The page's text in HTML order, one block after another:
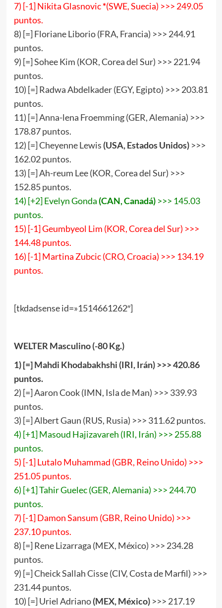
7) [-1] Nikita Glasnovic*(SWE, Suecia) >>> 249.05
puntos.
8) [=] Floriane Liborio (FRA, Francia) >>> 244.91
puntos.
9) [=] Sohee Kim (KOR, Corea del Sur) >>> 221.94
puntos.
10) [=] Radwa Abdelkader (EGY, Egipto) >>> 203.81
puntos.
11) [=] Anna-lena Froemming (GER, Alemania) >>>
178.87 puntos.
12) [=] Cheyenne Lewis (USA, Estados Unidos)>>>
162.02 puntos.
13) [=] Ah-reum Lee (KOR, Corea del Sur) >>>
152.85 puntos.
14) [+2] Evelyn Gonda (CAN, Canadá)>>> 145.03
puntos.
15) [-1] Geumbyeol Lim (KOR, Corea del Sur) >>>
144.48 puntos.
16) [-1] Martina Zubcic (CRO, Croacia) >>> 134.19
puntos.
[tkdadsense id=»1514661262″]
WELTER Masculino (-80 Kg.)
1)[=]Mahdi Khodabakhshi (IRI, Irán) >>>420.86
puntos.
2) [=] Aaron Cook (IMN, Isla de Man) >>> 339.93
puntos.
3) [=] Albert Gaun (RUS, Rusia) >>> 311.62 puntos.
4) [+1] Masoud Hajizavareh (IRI, Irán) >>> 255.88
puntos.
5) [-1] Lutalo Muhammad (GBR, Reino Unido) >>>
251.05 puntos.
6) [+1] Tahir Guelec (GER, Alemania) >>> 244.70
puntos.
7) [-1] Damon Sansum (GBR, Reino Unido) >>>
237.10 puntos.
8) [=] Rene Lizarraga (MEX, México) >>> 234.28
puntos.
9) [=] Cheick Sallah Cisse (CIV, Costa de Marfil) >>>
231.44 puntos.
10) [=] Uriel Adriano(MEX, México)>>> 217.19